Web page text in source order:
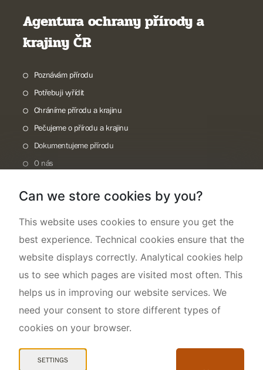
Agentura ochrany přírody a
krajiny ČR
Poznávám přírodu
Potřebuji vyřídit
Chráníme přírodu a krajinu
Pečujeme o přírodu a krajinu
Dokumentujeme přírodu
O nás
Can we store cookies by you?
This website uses cookies to ensure you get the
best experience. Technical cookies ensure that the
website displays correctly. Analytical cookies help
us to see which pages are visited most often. This
helps us in improving our website services. We
need your consent to store different types of
cookies on your browser.
SETTINGS